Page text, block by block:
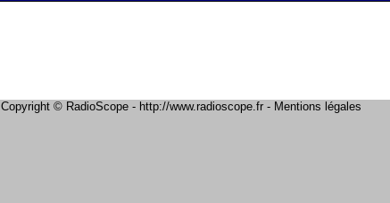
Copyright © RadioScope - http://www.radioscope.fr - Mentions légales